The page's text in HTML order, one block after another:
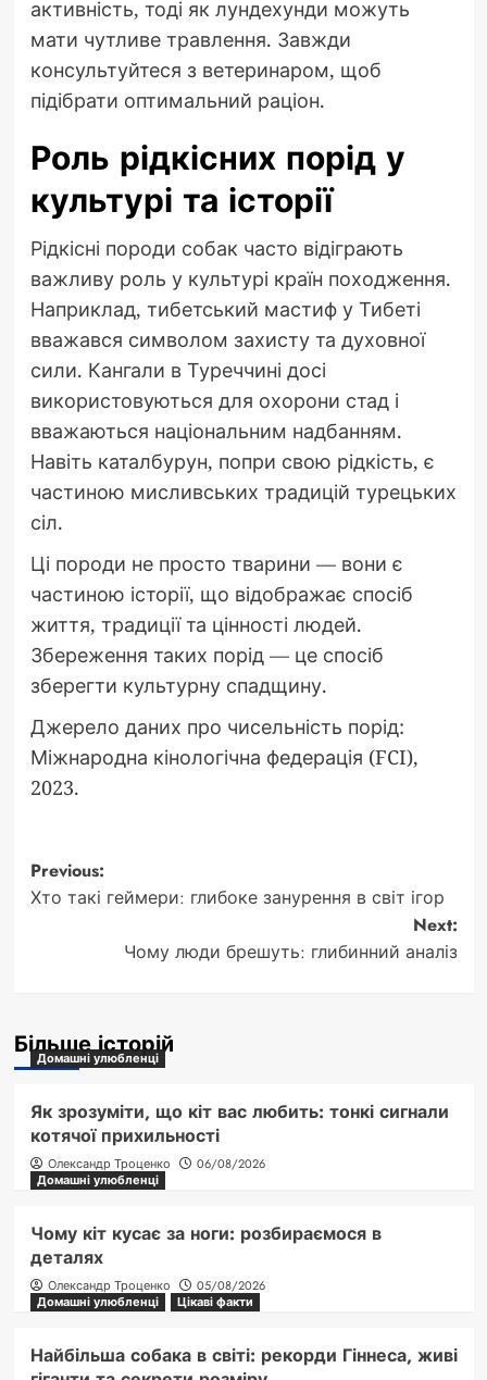
активність, тоді як лундехунди можуть
мати чутливе травлення. Завжди
консультуйтеся з ветеринаром, щоб
підібрати оптимальний раціон.
Роль рідкісних порід у
культурі та історії
Рідкісні породи собак часто відіграють
важливу роль у культурі країн походження.
Наприклад, тибетський мастиф у Тибеті
вважався символом захисту та духовної
сили. Кангали в Туреччині досі
використовуються для охорони стад і
вважаються національним надбанням.
Навіть каталбурун, попри свою рідкість, є
частиною мисливських традицій турецьких
сіл.
Ці породи не просто тварини — вони є
частиною історії, що відображає спосіб
життя, традиції та цінності людей.
Збереження таких порід — це спосіб
зберегти культурну спадщину.
Джерело даних про чисельність порід:
Міжнародна кінологічна федерація (FCI),
2023.
Post
navigation
Previous:
Хто такі геймери: глибоке занурення в світ ігор
Next:
Чому люди брешуть: глибинний аналіз
Більше історій
Домашні улюбленці
Як зрозуміти, що кіт вас любить: тонкі сигнали
котячої прихильності
Олександр Троценко
06/08/2026
Домашні улюбленці
Чому кіт кусає за ноги: розбираємося в
деталях
Олександр Троценко
05/08/2026
Домашні улюбленці
Цікаві факти
Найбільша собака в світі: рекорди Гіннеса, живі